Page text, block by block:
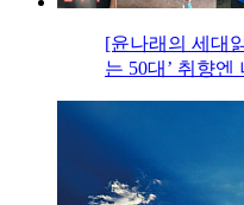
[윤나래의 세대
는 50대’ 취향엔